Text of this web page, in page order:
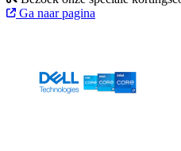
Ga naar pagina